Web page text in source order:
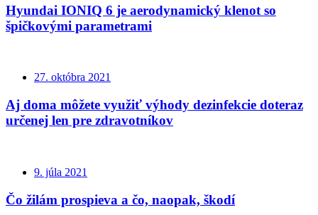
Hyundai IONIQ 6 je aerodynamický klenot so
špičkovými parametrami
27. októbra 2021
Aj doma môžete využiť výhody dezinfekcie doteraz
určenej len pre zdravotníkov
9. júla 2021
Čo žilám prospieva a čo, naopak, škodí